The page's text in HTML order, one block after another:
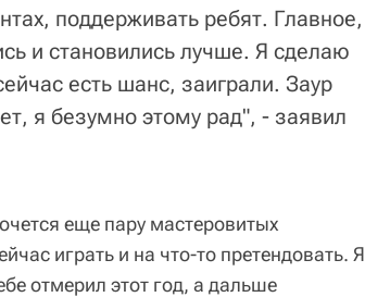
поддерживать ребят. Главное,
и становились лучше. Я сделаю
есть шанс, заиграли. Заур
я безумно этому рад", - заявил
еще пару мастеровитых
играть и на что-то претендовать. Я
отмерил этот год, а дальше